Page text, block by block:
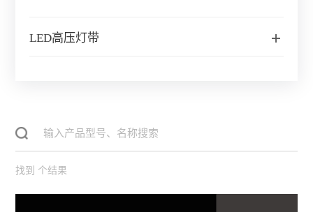
LED高压灯带
找到 个结果